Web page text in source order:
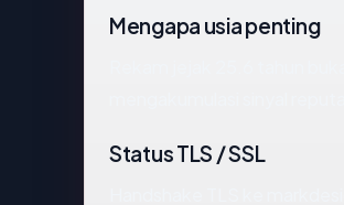
Mengapa usia penting
Status TLS / SSL